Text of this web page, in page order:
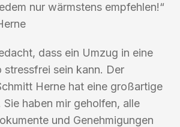
nur wärmstens empfehlen!“
dass ein Umzug in eine
stressfrei sein kann. Der
Herne hat eine großartige
haben mir geholfen, alle
und Genehmigungen